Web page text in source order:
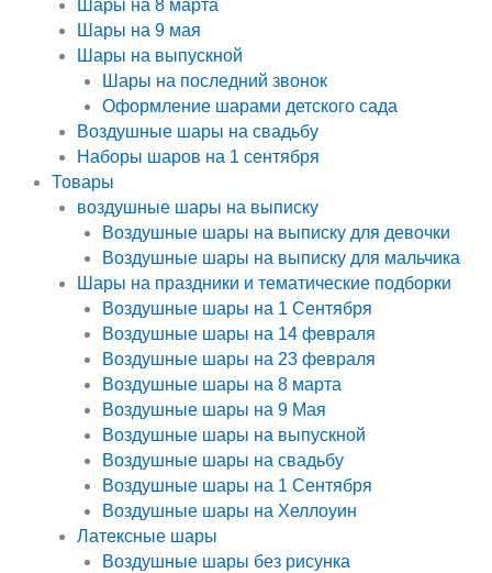
Шары на 8 марта
Шары на 9 мая
Шары на выпускной
Шары на последний звонок
Оформление шарами детского сада
Воздушные шары на свадьбу
Наборы шаров на 1 сентября
Товары
воздушные шары на выписку
Воздушные шары на выписку для девочки
Воздушные шары на выписку для мальчика
Шары на праздники и тематические подборки
Воздушные шары на 1 Сентября
Воздушные шары на 14 февраля
Воздушные шары на 23 февраля
Воздушные шары на 8 марта
Воздушные шары на 9 Мая
Воздушные шары на выпускной
Воздушные шары на свадьбу
Воздушные шары на 1 Сентября
Воздушные шары на Хеллоуин
Латексные шары
Воздушные шары без рисунка